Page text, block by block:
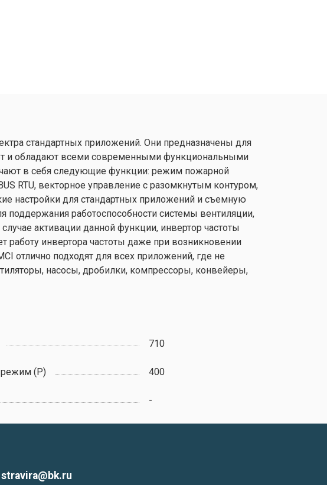
стандартных приложений. Они предназначены для
и обладают всеми современными функциональными
в себя следующие функции: режим пожарной
RTU, векторное управление с разомкнутым контуром,
настройки для стандартных приложений и съемную
работоспособности системы вентиляции,
активации данной функции, инвертор частоты
инвертора частоты даже при возникновении
отлично подходят для всех приложений, где не
насосы, дробилки, компрессоры, конвейеры,
710
(P) 400
-
stravira@bk.ru